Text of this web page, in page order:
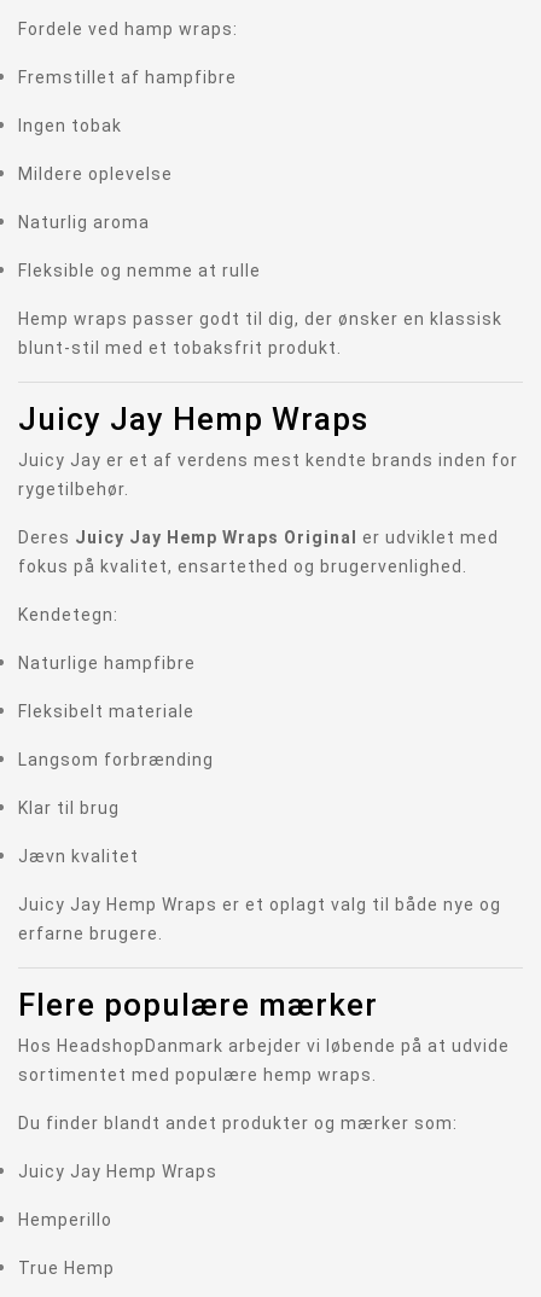
Fordele ved hamp wraps:
Fremstillet af hampfibre
Ingen tobak
Mildere oplevelse
Naturlig aroma
Fleksible og nemme at rulle
Hemp wraps passer godt til dig, der ønsker en klassisk
blunt-stil med et tobaksfrit produkt.
Juicy Jay Hemp Wraps
Juicy Jay er et af verdens mest kendte brands inden for
rygetilbehør.
Deres Juicy Jay Hemp Wraps Original
er udviklet med
fokus på kvalitet, ensartethed og brugervenlighed.
Kendetegn:
Naturlige hampfibre
Fleksibelt materiale
Langsom forbrænding
Klar til brug
Jævn kvalitet
Juicy Jay Hemp Wraps er et oplagt valg til både nye og
erfarne brugere.
Flere populære mærker
Hos HeadshopDanmark arbejder vi løbende på at udvide
sortimentet med populære hemp wraps.
Du finder blandt andet produkter og mærker som:
Juicy Jay Hemp Wraps
Hemperillo
True Hemp